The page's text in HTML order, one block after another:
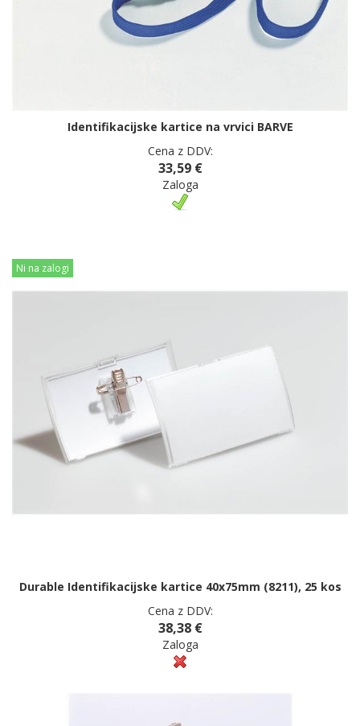
Identifikacijske kartice na vrvici BARVE
Cena z DDV:
33,59 €
Zaloga
Ni na zalogi
Durable Identifikacijske kartice 40x75mm (8211), 25 kos
Cena z DDV:
38,38 €
Zaloga